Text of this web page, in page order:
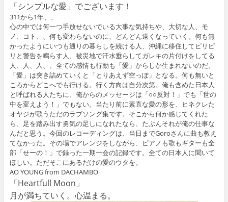
「シンプルな愛」でございます！
311から1年、、
心の中では何一つ手放せないでいる大事な気持ちや、大切な人、モ
ノ、コト、、何も変わらないのに、どんどん遠くなっていく。何も無
かったようにいつも通りの暮らしを続ける人、沖縄に移住してピリピ
リと警告を鳴らす人、被災地で汗水垂らしてガレキの片付けをしてる
人、人、人、、全ての感情も行動も「愛」からしか生まれないのだ。
「愛」は突き詰めていくと「とりあえず空っぽ」となる。何も無いと
ころからどこへでも行ける。行く方向は自分次第。俺も含めた日本人
と呼ばれる人たちに、俺からのメッセージは「○○反対！」でも「世の
中を変えよう！」でもない。当たり前に素直な愛の形を、ヒネクレた
オヤジが歌うただのラブソング集です。そこから何か感じてくれた
ら、足を踏み出す勇気の足しになれたなら、たぶんそれが俺の仕事な
んだと思う。今回のレコーディングは、当日までGoroさんに曲も教え
てなかった。その場でアレンジをしながら、ピアノも歌もギターも全
部「せーの！」で録った一期一会の記録です。全ての日本人に聞いて
ほしい。ただそこにあるだけの愛のウタを。
AO YOUNG from DACHAMBO
「Heartfull Moon」
月が満ちていく。心温まる。